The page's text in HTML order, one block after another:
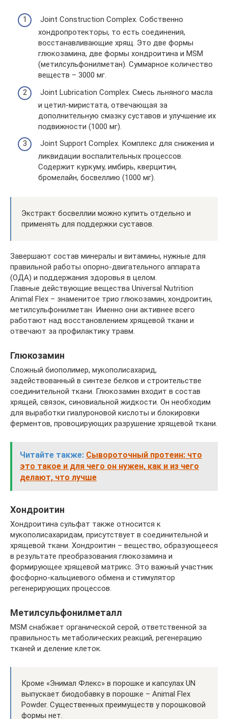
Joint Construction Complex. Собственно
хондропротекторы, то есть соединения,
восстанавливающие хрящ. Это две формы
глюкозамина, две формы хондроитина и MSM
(метилсульфонилметан). Суммарное количество
веществ – 3000 мг.
Joint Lubrication Complex. Смесь льняного масла
и цетил-миристата, отвечающая за
дополнительную смазку суставов и улучшение их
подвижности (1000 мг).
Joint Support Complex. Комплекс для снижения и
ликвидации воспалительных процессов.
Содержит куркуму, имбирь, кверцитин,
бромелайн, босвеллию (1000 мг).
Экстракт босвеллии можно купить отдельно и
применять для поддержки суставов.
Завершают состав минералы и витамины, нужные для
правильной работы опорно-двигательного аппарата
(ОДА) и поддержания здоровья в целом.
Главные действующие вещества Universal Nutrition
Animal Flex – знаменитое трио глюкозамин, хондроитин,
метилсульфонилметан. Именно они активнее всего
работают над восстановлением хрящевой ткани и
отвечают за профилактику травм.
Глюкозамин
Сложный биополимер, мукополисахарид,
задействованный в синтезе белков и строительстве
соединительной ткани. Глюкозамин входит в состав
хрящей, связок, синовиальной жидкости. Он необходим
для выработки гиалуроновой кислоты и блокировки
ферментов, провоцирующих разрушение хрящевой ткани.
Читайте также: Сывороточный протеин: что
это такое и для чего он нужен, как и из чего
делают, что лучше
Хондроитин
Хондроитина сульфат также относится к
мукополисахаридам, присутствует в соединительной и
хрящевой ткани. Хондроитин – вещество, образующееся
в результате преобразования глюкозамина и
формирующее хрящевой матрикс. Это важный участник
фосфорно-кальциевого обмена и стимулятор
регенерирующих процессов.
Метилсульфонилметалл
MSM снабжает органической серой, ответственной за
правильность метаболических реакций, регенерацию
тканей и деление клеток.
Кроме «Энимал Флекс» в порошке и капсулах UN
выпускает биодобавку в порошке – Animal Flex
Powder. Существенных преимуществ у порошковой
формы нет.